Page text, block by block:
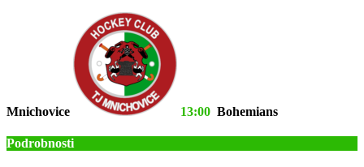
Mnichovice 13:00 Bohemians
Podrobnosti